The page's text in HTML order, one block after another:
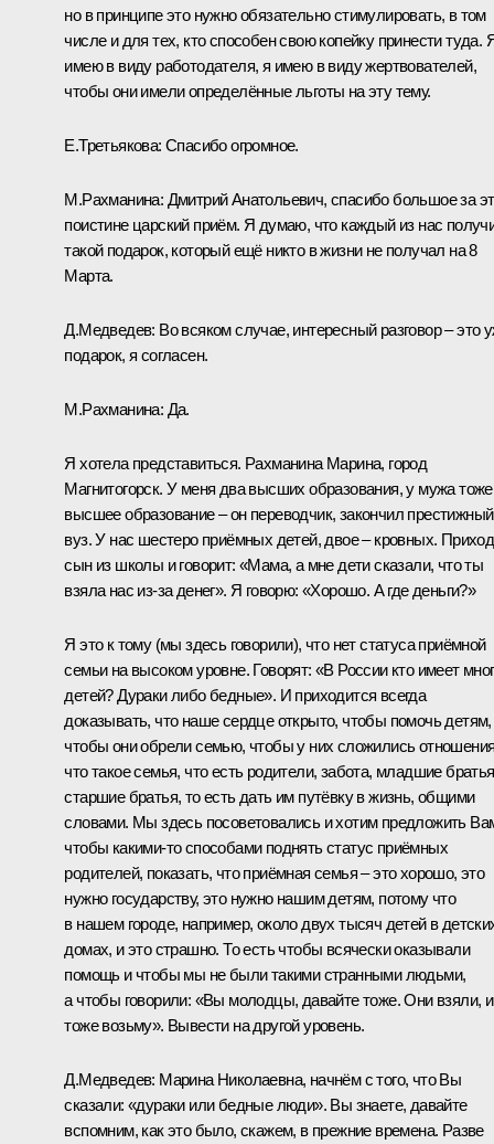
но в принципе это нужно обязательно стимулировать, в том
числе и для тех, кто способен свою копейку принести туда.
имею в виду работодателя, я имею в виду жертвователей,
чтобы они имели определённые льготы на эту тему.
Е.Третьякова: Спасибо огромное.
М.Рахманина: Дмитрий Анатольевич, спасибо большое за
поистине царский приём. Я думаю, что каждый из нас
такой подарок, который ещё никто в жизни не получал на 8
Марта.
Д.Медведев: Во всяком случае, интересный разговор – это
подарок, я согласен.
М.Рахманина: Да.
Я хотела представиться. Рахманина Марина, город
Магнитогорск. У меня два высших образования, у мужа тоже
высшее образование – он переводчик, закончил престижный
вуз. У нас шестеро приёмных детей, двое – кровных.
сын из школы и говорит: «Мама, а мне дети сказали, что ты
взяла нас из‑за денег». Я говорю: «Хорошо. А где деньги?»
Я это к тому (мы здесь говорили), что нет статуса приёмной
семьи на высоком уровне. Говорят: «В России кто имеет
детей? Дураки либо бедные». И приходится всегда
доказывать, что наше сердце открыто, чтобы помочь детям,
чтобы они обрели семью, чтобы у них сложились
что такое семья, что есть родители, забота, младшие
старшие братья, то есть дать им путёвку в жизнь, общими
словами. Мы здесь посоветовались и хотим предложить
чтобы какими‑то способами поднять статус приёмных
родителей, показать, что приёмная семья – это хорошо, это
нужно государству, это нужно нашим детям, потому что
в нашем городе, например, около двух тысяч детей в
домах, и это страшно. То есть чтобы всячески оказывали
помощь и чтобы мы не были такими странными людьми,
а чтобы говорили: «Вы молодцы, давайте тоже. Они взяли,
тоже возьму». Вывести на другой уровень.
Д.Медведев: Марина Николаевна, начнём с того, что Вы
сказали: «дураки или бедные люди». Вы знаете, давайте
вспомним, как это было, скажем, в прежние времена. Разве